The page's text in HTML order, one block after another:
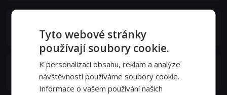
Captain Neweyes (voice)
Jay Leno
Vorb (voice)
Tyto webové stránky
používají soubory cookie.
K personalizaci obsahu, reklam a analýze
návštěvnosti používáme soubory cookie.
Informace o vašem používání našich